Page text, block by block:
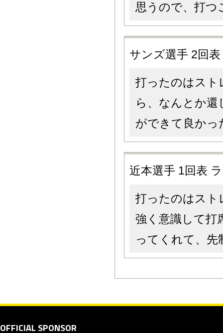
思うので、打つ
サンズ選手 2回
打ったのはスト
ら、なんとか
ができて良かっ
近本選手 1回表
打ったのはスト
強く意識して打
ってくれて、
OFFICIAL SPONSOR